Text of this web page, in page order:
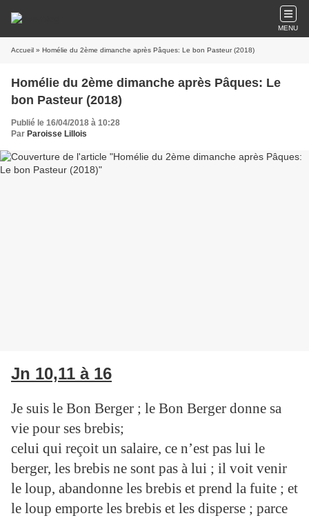
MENU
Accueil » Homélie du 2ème dimanche après Pâques: Le bon Pasteur (2018)
Homélie du 2ème dimanche après Pâques: Le
bon Pasteur (2018)
Publié le 16/04/2018 à 10:28
Par Paroisse Lillois
Jn 10,11 à 16
Je suis le Bon Berger ; le Bon Berger donne sa
vie pour ses brebis;
celui qui reçoit un salaire, ce n’est pas lui le
berger, les brebis ne sont pas à lui ; il voit venir
le loup, abandonne les brebis et prend la fuite ; et
le loup emporte les brebis et les disperse ; parce